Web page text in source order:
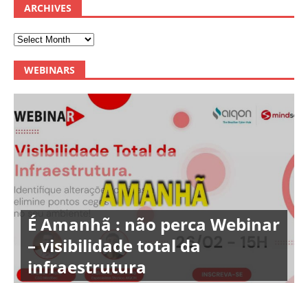
ARCHIVES
WEBINARS
É Amanhã : não perca Webinar
– visibilidade total da
infraestrutura